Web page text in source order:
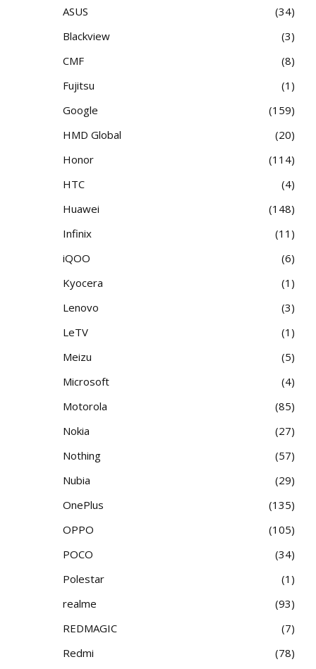
ASUS
34
Blackview
3
CMF
8
Fujitsu
1
Google
159
HMD Global
20
Honor
114
HTC
4
Huawei
148
Infinix
11
iQOO
6
Kyocera
1
Lenovo
3
LeTV
1
Meizu
5
Microsoft
4
Motorola
85
Nokia
27
Nothing
57
Nubia
29
OnePlus
135
OPPO
105
POCO
34
Polestar
1
realme
93
REDMAGIC
7
Redmi
78